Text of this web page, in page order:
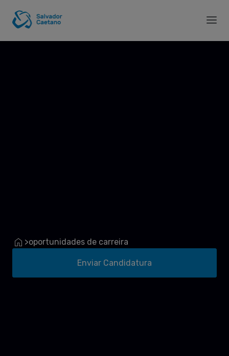
>oportunidades de carreira
Enviar Candidatura